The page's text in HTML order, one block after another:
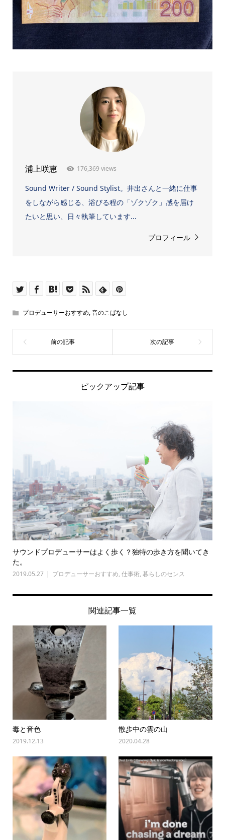
浦上咲恵 176,369 views
Sound Writer / Sound Stylist。井出さんと一緒に仕事
をしながら感じる、浴びる程の「ゾクゾク」感を届け
たいと思い、日々執筆しています...
プロフィール
プロデューサーおすすめ,音のこばなし
ピックアップ記事
サウンドプロデューサーはよく歩く？独特の歩き方を聞いてき
た。
2019.05.27 プロデューサーおすすめ, 仕事術, 暮らしのセンス
関連記事一覧
毒と音色
2019.12.13
散歩中の雲の山
2020.04.28